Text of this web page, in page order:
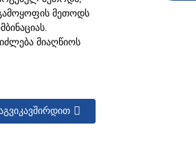
მეთოდს
მიაღწიოს